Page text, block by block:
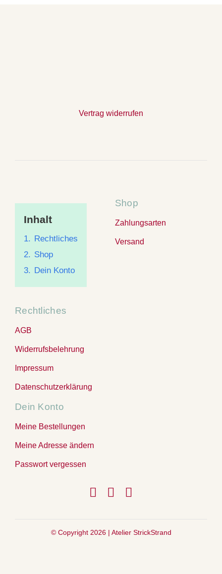
Vertrag widerrufen
Inhalt
1. Rechtliches
2. Shop
3. Dein Konto
Rechtliches
AGB
Widerrufsbelehrung
Impressum
Datenschutzerklärung
Shop
Zahlungsarten
Versand
Dein Konto
Meine Bestellungen
Meine Adresse ändern
Passwort vergessen
© Copyright 2026 | Atelier StrickStrand